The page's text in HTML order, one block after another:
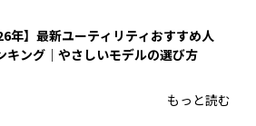
年】最新ユーティリティおすすめ人
キング｜やさしいモデルの選び方
もっと読む